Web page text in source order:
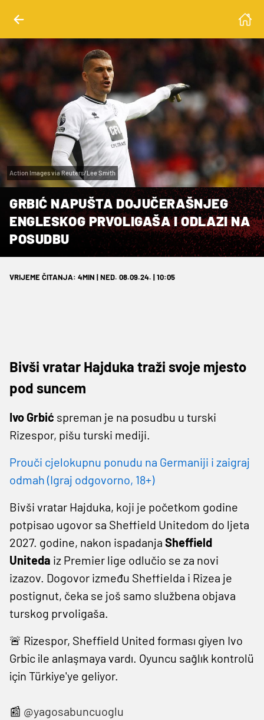
Action Images via Reuters/Lee Smith
GRBIĆ NAPUŠTA DOJUČERAŠNJEG
ENGLESKOG PRVOLIGAŠA I ODLAZI NA
POSUDBU
VRIJEME ČITANJA: 4MIN | NED. 08.09.24. | 10:05
Bivši vratar Hajduka traži svoje mjesto
pod suncem
Ivo Grbić spreman je na posudbu u turski
Rizespor, pišu turski mediji.
Prouči cjelokupnu ponudu na Germaniji i zaigraj
odmah (Igraj odgovorno, 18+)
Bivši vratar Hajduka, koji je početkom godine
potpisao ugovor sa Sheffield Unitedom do ljeta
2027. godine, nakon ispadanja Sheffield
Uniteda iz Premier lige odlučio se za novi
izazov. Dogovor između Sheffielda i Rizea je
postignut, čeka se još samo službena objava
turskog prvoligaša.
🚨 Rizespor, Sheffield United forması giyen Ivo
Grbic ile anlaşmaya vardı. Oyuncu sağlık kontrolü
için Türkiye'ye geliyor.
📰 @yagosabuncuoglu